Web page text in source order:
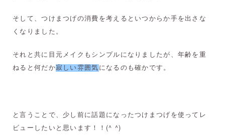
そして、つけまつげの消費を考えるといつからか手を出さな
くなりました。
それと共に目元メイクもシンプルになりましたが、年齢を重
ねると何だか寂しい雰囲気になるのも確かです。
と言うことで、少し前に話題になったつけまつげを使ってレ
ビューしたいと思います！！(^ ^)